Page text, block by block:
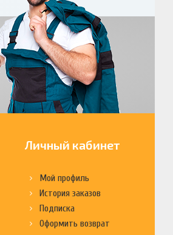
Личный кабинет
Мой профиль
История заказов
Подписка
Оформить возврат